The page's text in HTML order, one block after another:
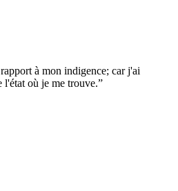
à mon indigence; car j'ai
l'état où je me trouve.”